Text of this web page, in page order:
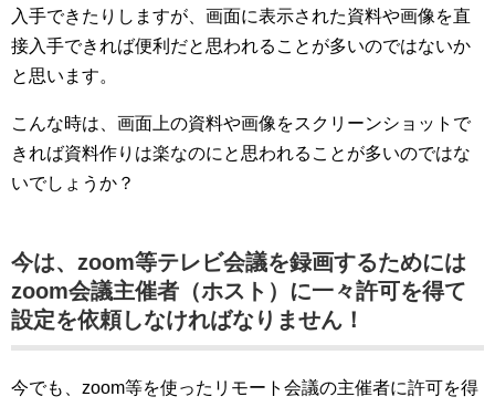
入手できたりしますが、画面に表示された資料や画像を直
接入手できれば便利だと思われることが多いのではないか
と思います。
こんな時は、画面上の資料や画像をスクリーンショットで
きれば資料作りは楽なのにと思われることが多いのではな
いでしょうか？
今は、zoom等テレビ会議を録画するためには
zoom会議主催者（ホスト）に一々許可を得て
設定を依頼しなければなりません！
今でも、zoom等を使ったリモート会議の主催者に許可を得